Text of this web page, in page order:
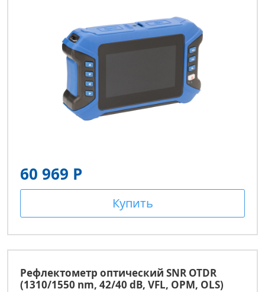
60 969 Р
Купить
Рефлектометр оптический SNR OTDR
(1310/1550 nm, 42/40 dB, VFL, OPM, OLS)